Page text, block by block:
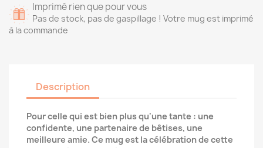
Imprimé rien que pour vous
Pas de stock, pas de gaspillage ! Votre mug est imprimé
à la commande
Description
Pour celle qui est bien plus qu'une tante : une
confidente, une partenaire de bêtises, une
meilleure amie. Ce mug est la célébration de cette